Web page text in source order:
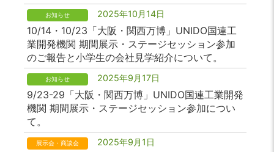
お知らせ 2025年10月14日
10/14・10/23「大阪・関西万博」UNIDO国連工
業開発機関 期間展示・ステージセッション参加
のご報告と小学生の会社見学紹介について。
お知らせ 2025年9月17日
9/23-29「大阪・関西万博」UNIDO国連工業開発
機関 期間展示・ステージセッション参加につい
て。
展示会・商談会 2025年9月1日